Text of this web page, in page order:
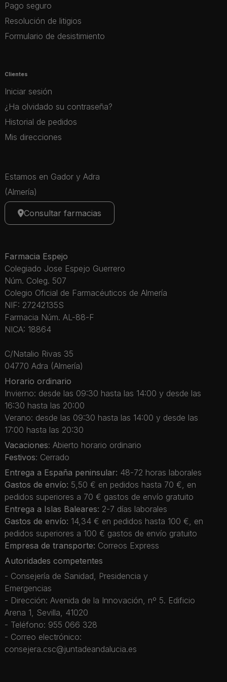
Pago seguro
Resolución de litigios
Formulario de desistimiento
Clientes
Iniciar sesión
¿Ha olvidado su contraseña?
Historial de pedidos
Mis direcciones
Estamos en Gador y Adra
(Almería)
Consultar farmacias
Farmacia Espejo
Colegiado Jose Espejo Guerrero
Núm. Coleg. 507
Colegio Oficial de Farmacéuticos de Almería
NIF: 27242135S
Farmacia Núm. AL-88-F
NICA: 18864
C/Natalio Rivas 35
04770 Adra (Almería)
Horario ordinario
Invierno: desde las 09:30 hasta las 14:00 y desde las
16:30 hasta las 20:00
Verano: desde las 09:30 hasta las 14:00 y desde las
17:00 hasta las 20:30
Vacaciones: Abierto horario ordinario
Festivos: Cerrado
Entrega a España peninsular: 48-72 horas laborales
Gastos de envío: 5,50 € en pedidos hasta 70 €, en
pedidos superiores a 70 € gastos de envío gratuito
Entrega a Islas Baleares: 2-7 días laborales
Gastos de envío: 14,34 € en pedidos hasta 100 €, en
pedidos superiores a 100 € gastos de envío gratuito
Empresa de transporte: Correos Express
Autoridades competentes
- Consejería de Sanidad, Presidencia y
Emergencias
- Dirección: Avenida de la Innovación, nº 5. Edificio
Arena 1, Sevilla, 41020
- Teléfono: 955 066 328
- Correo electrónico:
consejera.csc@juntadeandalucia.es